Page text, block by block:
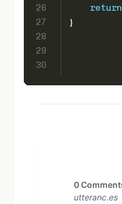
26
27
28
29
30
return
}